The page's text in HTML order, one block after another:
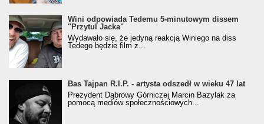
Wini odpowiada Tedemu 5-minutowym dissem
"Przytul Jacka"
Wydawało się, że jedyną reakcją Winiego na diss
Tedego będzie film z...
Bas Tajpan R.I.P. - artysta odszedł w wieku 47 lat
Prezydent Dąbrowy Górniczej Marcin Bazylak za
pomocą mediów społecznościowych...